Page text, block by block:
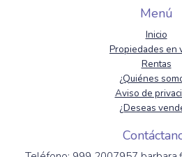
Menú
Inicio
Propiedades en
Rentas
¿Quiénes
Aviso de
¿Deseas